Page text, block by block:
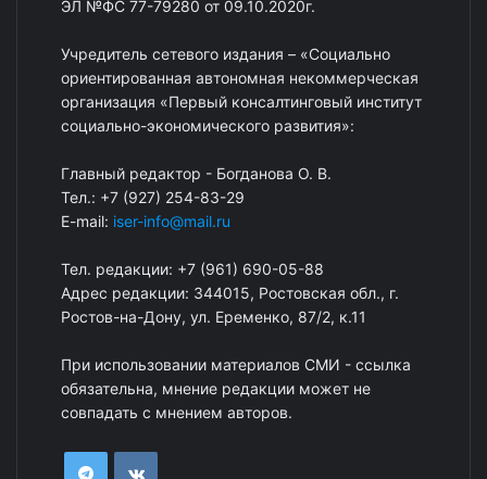
ЭЛ №ФС 77-79280 от 09.10.2020г.
Учредитель сетевого издания – «Социально
ориентированная автономная некоммерческая
организация «Первый консалтинговый институт
социально-экономического развития»:
Главный редактор - Богданова О. В.
Тел.: +7 (927) 254-83-29
E-mail: iser-info@mail.ru
Тел. редакции: +7 (961) 690-05-88
Адрес редакции: 344015, Ростовская обл., г.
Ростов-на-Дону, ул. Еременко, 87/2, к.11
При использовании материалов СМИ - ссылка
обязательна, мнение редакции может не
совпадать с мнением авторов.